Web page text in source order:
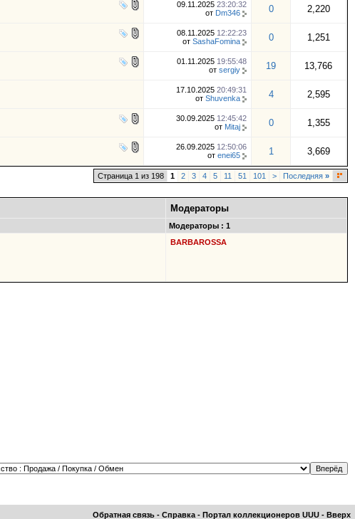
09.11.2025 23:20:32
от Dm346 0 2,220
08.11.2025 12:22:23
от SashaFomina 0 1,251
01.11.2025 19:55:48
от sergiy 19 13,766
17.10.2025 20:49:31
от Shuvenka 4 2,595
30.09.2025 12:45:42
от Mitaj 0 1,355
26.09.2025 12:50:06
от enei65 1 3,669
Страница 1 из 198 1 2 3 4 5 11 51 101 > Последняя »
Модераторы
Модераторы : 1
BARBAROSSA
Обратная связь - Справка - Портал коллекционеров UUU - Вверх